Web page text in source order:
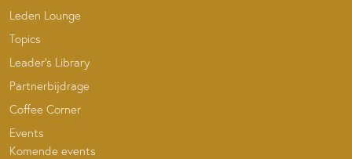
Leden Lounge
Topics
Leader’s Library
Partnerbijdrage
Coffee Corner
Events
Komende events